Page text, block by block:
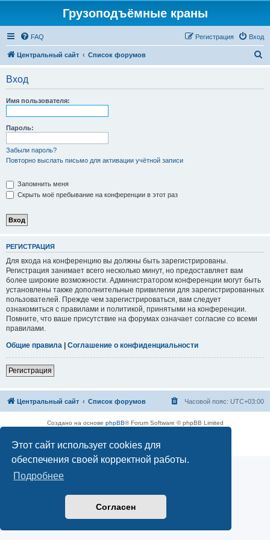
Этот сайт использует cookies для
обеспечения своей корректной работы.
Подробнее
Согласен
Грузоподъёмные краны
FAQ Вход
Регистрация
Центральный сайт Список форумов
Вход
Имя пользователя:
Пароль:
Забыли пароль?
Повторно выслать письмо для активации учётной записи
Запомнить меня
Скрыть моё пребывание на конференции в этот раз
РЕГИСТРАЦИЯ
Для входа на конференцию вы должны быть зарегистрированы.
Регистрация занимает всего несколько минут, но предоставляет вам
более широкие возможности. Администратором конференции могут быть
установлены также дополнительные привилегии для зарегистрированных
пользователей. Прежде чем зарегистрироваться, вам следует
ознакомиться с правилами и политикой, принятыми на конференции.
Помните, что ваше присутствие на форумах означает согласие со всеми
правилами.
Общие правила | Соглашение о конфиденциальности
Регистрация
Центральный сайт Список форумов Часовой пояс: UTC+03:00
Создано на основе phpBB® Forum Software © phpBB Limited
Конфиденциальность|Правила